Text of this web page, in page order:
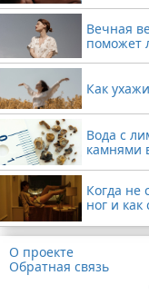
Вечная
поможет
Как
Вода с
камнями
Когда не
ног и
О проекте
Обратная связь